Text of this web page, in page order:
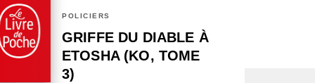
POLICIERS
GRIFFE DU DIABLE À
ETOSHA (KO, TOME
3)